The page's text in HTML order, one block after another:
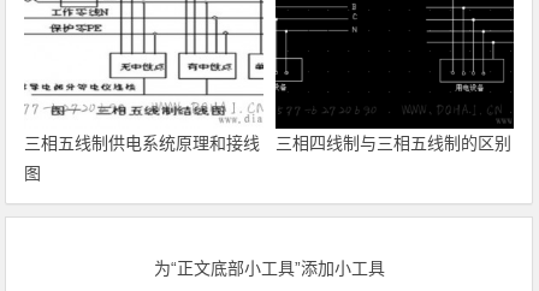
三相五线制供电系统原理和接线
图
三相四线制与三相五线制的区别
为“正文底部小工具”添加小工具